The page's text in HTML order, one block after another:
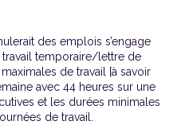
des emplois s’engage
travail temporaire/lettre de
de travail [à savoir
avec 44 heures sur une
et les durées minimales
de travail.